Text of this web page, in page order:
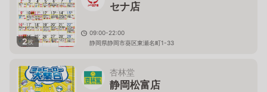
2枚
セナ店
09:00-22:00
静岡県静岡市葵区東瀬名町1-33
杏林堂
静岡松富店